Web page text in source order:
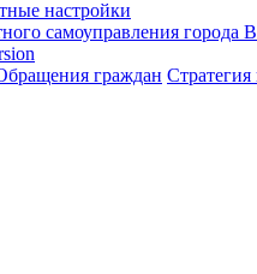
настройки
самоуправления города
граждан Стратегия